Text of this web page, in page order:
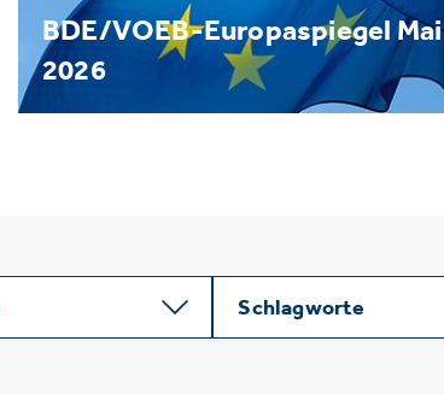
BDE/VOEB-Europaspiegel Mai
2026
Schlagworte